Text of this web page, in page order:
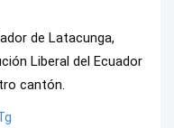
de Latacunga,
Liberal del Ecuador
cantón.